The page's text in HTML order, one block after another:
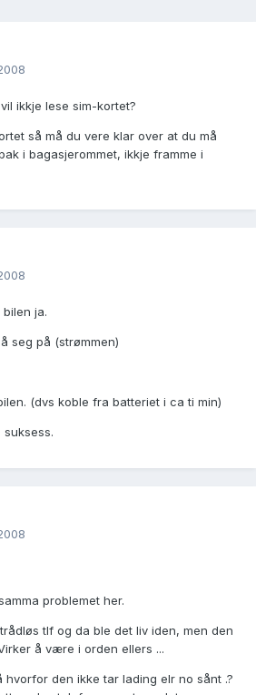
ikkje lese sim-kortet?
så må du vere klar over at du må
i bagasjerommet, ikkje framme i
ja.
seg på (strømmen)
(dvs koble fra batteriet i ca ti min)
problemet her.
tlf og da ble det liv iden, men den
å være i orden ellers ...
hvorfor den ikke tar lading elr no sånt .?